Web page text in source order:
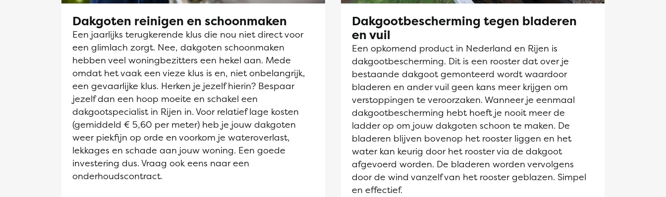
Dakgoten reinigen en schoonmaken
Een jaarlijks terugkerende klus die nou niet direct voor
een glimlach zorgt. Nee, dakgoten schoonmaken
hebben veel woningbezitters een hekel aan. Mede
omdat het vaak een vieze klus is en, niet onbelangrijk,
een gevaarlijke klus. Herken je jezelf hierin? Bespaar
jezelf dan een hoop moeite en schakel een
dakgootspecialist in Rijen in. Voor relatief lage kosten
(gemiddeld € 5,60 per meter) heb je jouw dakgoten
weer piekfijn op orde en voorkom je wateroverlast,
lekkages en schade aan jouw woning. Een goede
investering dus. Vraag ook eens naar een
onderhoudscontract.
Dakgootbescherming tegen bladeren
en vuil
Een opkomend product in Nederland en Rijen is
dakgootbescherming. Dit is een rooster dat over je
bestaande dakgoot gemonteerd wordt waardoor
bladeren en ander vuil geen kans meer krijgen om
verstoppingen te veroorzaken. Wanneer je eenmaal
dakgootbescherming hebt hoeft je nooit meer de
ladder op om jouw dakgoten schoon te maken. De
bladeren blijven bovenop het rooster liggen en het
water kan keurig door het rooster via de dakgoot
afgevoerd worden. De bladeren worden vervolgens
door de wind vanzelf van het rooster geblazen. Simpel
en effectief.